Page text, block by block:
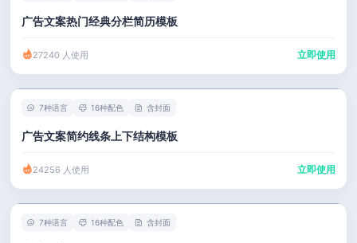
广告文案热门经典分栏简历模板
27240 人使用 立即使用
7种语言 16种配色 含封面
广告文案简约线条上下结构模板
24256 人使用 立即使用
7种语言 16种配色 含封面